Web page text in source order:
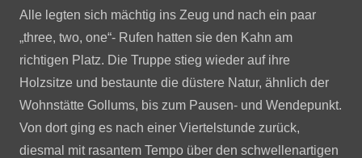
Alle legten sich mächtig ins Zeug und nach ein paar
„three, two, one“- Rufen hatten sie den Kahn am
richtigen Platz. Die Truppe stieg wieder auf ihre
Holzsitze und bestaunte die düstere Natur, ähnlich der
Wohnstätte Gollums, bis zum Pausen- und Wendepunkt.
Von dort ging es nach einer Viertelstunde zurück,
diesmal mit rasantem Tempo über den schwellenartigen